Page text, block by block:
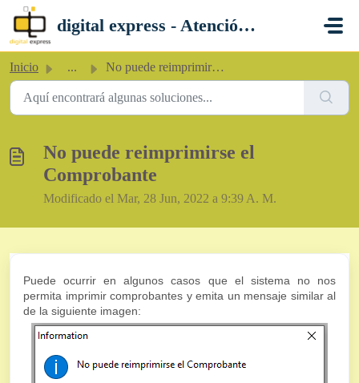
Saltar al contenido principal
digital express - Atención al Cliente
Inicio ... No puede reimprimirse el Comprobante
No puede reimprimirse el
Comprobante
Modificado el Mar, 28 Jun, 2022 a 9:39 A. M.
Puede ocurrir en algunos casos que el sistema no nos
permita imprimir comprobantes y emita un mensaje similar al
de la siguiente imagen: